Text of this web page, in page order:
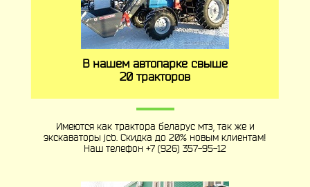
В нашем автопарке свыше
20 тракторов
Имеются как трактора беларус мтз, так же и
экскаваторы jcb. Скидка до 20% новым клиентам!
Наш телефон +7 (926) 357-95-12